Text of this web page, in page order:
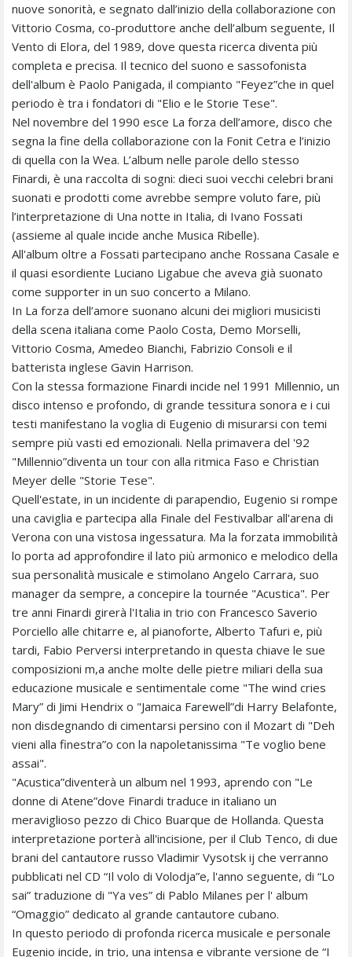
nuove sonorità, e segnato dall’inizio della collaborazione con
Vittorio Cosma, co-produttore anche dell’album seguente, Il
Vento di Elora, del 1989, dove questa ricerca diventa più
completa e precisa. Il tecnico del suono e sassofonista
dell'album è Paolo Panigada, il compianto "Feyez”che in quel
periodo è tra i fondatori di "Elio e le Storie Tese".
Nel novembre del 1990 esce La forza dell’amore, disco che
segna la fine della collaborazione con la Fonit Cetra e l’inizio
di quella con la Wea. L’album nelle parole dello stesso
Finardi, è una raccolta di sogni: dieci suoi vecchi celebri brani
suonati e prodotti come avrebbe sempre voluto fare, più
l’interpretazione di Una notte in Italia, di Ivano Fossati
(assieme al quale incide anche Musica Ribelle).
All'album oltre a Fossati partecipano anche Rossana Casale e
il quasi esordiente Luciano Ligabue che aveva già suonato
come supporter in un suo concerto a Milano.
In La forza dell’amore suonano alcuni dei migliori musicisti
della scena italiana come Paolo Costa, Demo Morselli,
Vittorio Cosma, Amedeo Bianchi, Fabrizio Consoli e il
batterista inglese Gavin Harrison.
Con la stessa formazione Finardi incide nel 1991 Millennio, un
disco intenso e profondo, di grande tessitura sonora e i cui
testi manifestano la voglia di Eugenio di misurarsi con temi
sempre più vasti ed emozionali. Nella primavera del '92
"Millennio”diventa un tour con alla ritmica Faso e Christian
Meyer delle "Storie Tese".
Quell'estate, in un incidente di parapendio, Eugenio si rompe
una caviglia e partecipa alla Finale del Festivalbar all'arena di
Verona con una vistosa ingessatura. Ma la forzata immobilità
lo porta ad approfondire il lato più armonico e melodico della
sua personalità musicale e stimolano Angelo Carrara, suo
manager da sempre, a concepire la tournée "Acustica". Per
tre anni Finardi girerà l'Italia in trio con Francesco Saverio
Porciello alle chitarre e, al pianoforte, Alberto Tafuri e, più
tardi, Fabio Perversi interpretando in questa chiave le sue
composizioni m,a anche molte delle pietre miliari della sua
educazione musicale e sentimentale come "The wind cries
Mary” di Jimi Hendrix o "Jamaica Farewell”di Harry Belafonte,
non disdegnando di cimentarsi persino con il Mozart di "Deh
vieni alla finestra”o con la napoletanissima "Te voglio bene
assai".
"Acustica”diventerà un album nel 1993, aprendo con "Le
donne di Atene”dove Finardi traduce in italiano un
meraviglioso pezzo di Chico Buarque de Hollanda. Questa
interpretazione porterà all'incisione, per il Club Tenco, di due
brani del cantautore russo Vladimir Vysotsk ij che verranno
pubblicati nel CD “Il volo di Volodja”e, l'anno seguente, di “Lo
sai” traduzione di "Ya ves” di Pablo Milanes per l' album
“Omaggio” dedicato al grande cantautore cubano.
In questo periodo di profonda ricerca musicale e personale
Eugenio incide, in trio, una intensa e vibrante versione de “I